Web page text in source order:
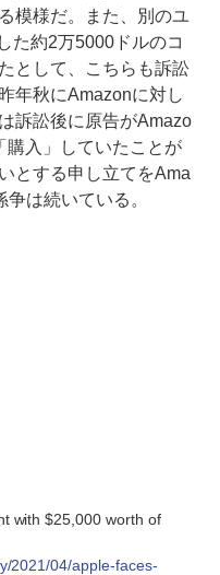
模様だ。また、別のユ
た約2万5000ドルのコ
として、こちらも訴訟
年秋にAmazonに対し
訴訟後に原告がAmazo
購入」していたことが
とする申し立てをAma
は続いている。
with $25,000 worth of
2021/04/apple-faces-